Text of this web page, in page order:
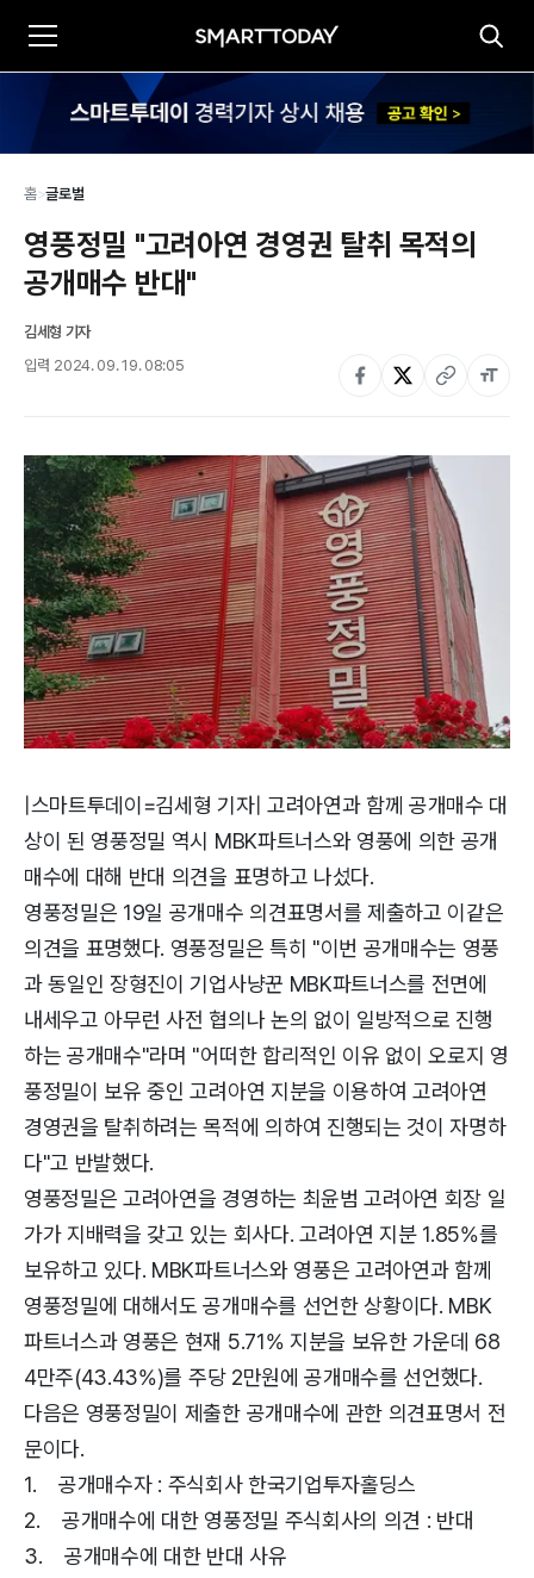
홈>글로벌
영풍정밀 "고려아연 경영권 탈취 목적의
공개매수 반대"
김세형 기자
입력 2024. 09. 19. 08:05
|스마트투데이=김세형 기자| 고려아연과 함께 공개매수 대
상이 된 영풍정밀 역시 MBK파트너스와 영풍에 의한 공개
매수에 대해 반대 의견을 표명하고 나섰다.
영풍정밀은 19일 공개매수 의견표명서를 제출하고 이같은
의견을 표명했다. 영풍정밀은 특히 "이번 공개매수는 영풍
과 동일인 장형진이 기업사냥꾼 MBK파트너스를 전면에
내세우고 아무런 사전 협의나 논의 없이 일방적으로 진행
하는 공개매수"라며 "어떠한 합리적인 이유 없이 오로지 영
풍정밀이 보유 중인 고려아연 지분을 이용하여 고려아연
경영권을 탈취하려는 목적에 의하여 진행되는 것이 자명하
다"고 반발했다.
영풍정밀은 고려아연을 경영하는 최윤범 고려아연 회장 일
가가 지배력을 갖고 있는 회사다. 고려아연 지분 1.85%를
보유하고 있다. MBK파트너스와 영풍은 고려아연과 함께
영풍정밀에 대해서도 공개매수를 선언한 상황이다. MBK
파트너스과 영풍은 현재 5.71% 지분을 보유한 가운데 68
4만주(43.43%)를 주당 2만원에 공개매수를 선언했다.
다음은 영풍정밀이 제출한 공개매수에 관한 의견표명서 전
문이다.
1. 공개매수자 : 주식회사 한국기업투자홀딩스
2. 공개매수에 대한 영풍정밀 주식회사의 의견 : 반대
3. 공개매수에 대한 반대 사유